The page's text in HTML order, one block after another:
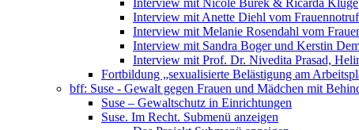
Interview mit Nicole Burek & Ricarda Kluge
Interview mit Anette Diehl vom
Interview mit Melanie Rosendahl vom
Interview mit Sandra Boger und Kerstin
Interview mit Prof. Dr. Nivedita Prasad,
Fortbildung „sexualisierte Belästigung am
bff: Suse - Gewalt gegen Frauen und Mädchen mit
Suse – Gewaltschutz in Einrichtungen
Suse. Im Recht. Submenü anzeigen